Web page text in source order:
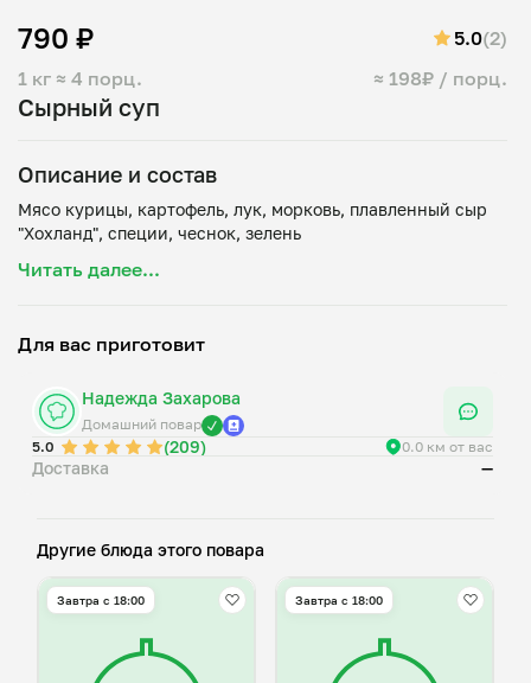
Сырный суп
1 кг ≈ 4 порц. ≈ 198₽ / порц.
790 ₽ 5.0(2)
Описание и состав
Мясо курицы, картофель, лук, морковь, плавленный сыр
Читать далее...
Для вас приготовит
Надежда Захарова
Домашний повар
5.0
(209) 0.0 км от вас
Доставка —
Другие блюда этого повара
Завтра c 18:00 Завтра c 18:00